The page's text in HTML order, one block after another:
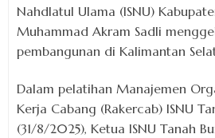
Nahdlatul Ulama (ISNU)
Muhammad Akram Sadli
pembangunan di Kalimantan
Dalam pelatihan Manajemen
Kerja Cabang (Rakercab) ISNU
(31/8/2025), Ketua ISNU Tanah